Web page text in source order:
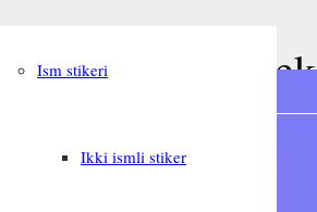
Ism stikeri
Ikki ismli stiker
– O’zbek